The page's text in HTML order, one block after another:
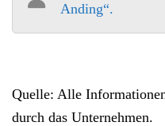
Anding“.
Quelle: Alle
durch das Unternehmen.